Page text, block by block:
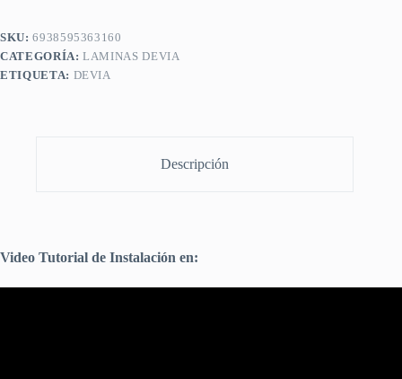
SKU:6938595363160
CATEGORÍA:LAMINAS DEVIA
ETIQUETA: DEVIA
Descripción
Video Tutorial de Instalación en: